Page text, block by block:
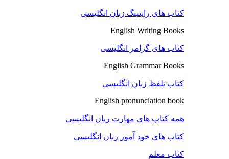
کتاب های رایتینگ زبان انگلیسی
English Writing Books
کتاب های گرامر انگلیسی
English Grammar Books
کتاب تلفظ زبان انگلیسی
English pronunciation book
همه کتاب های مهارت زبان انگلیسی
کتاب های خود آموز زبان انگلیسی
کتاب معلم